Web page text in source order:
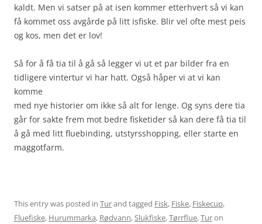
kaldt. Men vi satser på at isen kommer etterhvert så vi kan
få kommet oss avgårde på litt isfiske. Blir vel ofte mest peis
og kos, men det er lov!
Så for å få tia til å gå så legger vi ut et par bilder fra en
tidligere vintertur vi har hatt. Også håper vi at vi kan
komme
med nye historier om ikke så alt for lenge. Og syns dere tia
går for sakte frem mot bedre fisketider så kan dere få tia til
å gå med litt fluebinding, utstyrsshopping, eller starte en
maggotfarm.
This entry was posted in Turand tagged Fisk, Fiske, Fiskecup,
Fluefiske, Hurummarka, Rødvann,Slukfiske,Tørrflue,Turon